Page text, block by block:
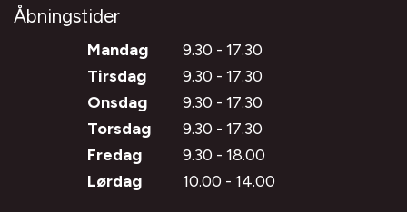
Åbningstider
Mandag
9.30 - 17.30
Tirsdag
9.30 - 17.30
Onsdag
9.30 - 17.30
Torsdag
9.30 - 17.30
Fredag
9.30 - 18.00
Lørdag
10.00 - 14.00